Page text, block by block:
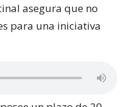
asegura que no
para una iniciativa